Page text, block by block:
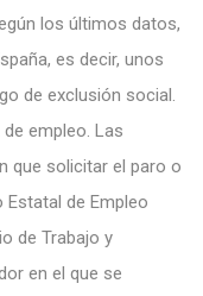
los últimos datos,
es decir, unos
de exclusión social.
empleo. Las
que solicitar el paro o
de Empleo
de Trabajo y
en el que se